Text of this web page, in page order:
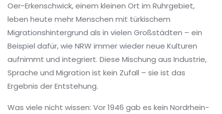
Oer-Erkenschwick, einem kleinen Ort im Ruhrgebiet,
leben heute mehr Menschen mit türkischem
Migrationshintergrund als in vielen Großstädten – ein
Beispiel dafür, wie NRW immer wieder neue Kulturen
aufnimmt und integriert. Diese Mischung aus Industrie,
Sprache und Migration ist kein Zufall – sie ist das
Ergebnis der Entstehung.
Was viele nicht wissen: Vor 1946 gab es kein Nordrhein-